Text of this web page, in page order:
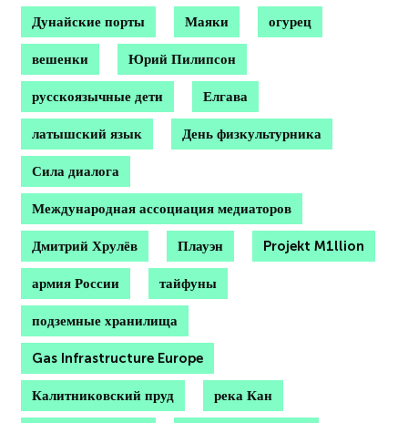
Дунайские порты Маяки огурец
вешенки Юрий Пилипсон
русскоязычные дети Елгава
латышский язык День физкультурника
Сила диалога
Международная ассоциация медиаторов
Дмитрий Хрулёв Плауэн Projekt M1llion
армия России тайфуны
подземные хранилища
Gas Infrastructure Europe
Калитниковский пруд река Кан